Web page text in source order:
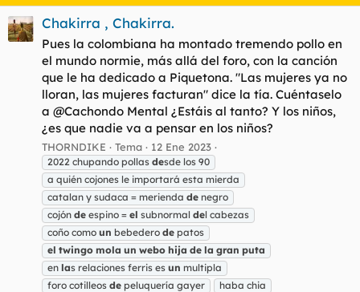
Chakirra , Chakirra.
Pues la colombiana ha montado tremendo pollo en
el mundo normie, más allá del foro, con la canción
que le ha dedicado a Piquetona. "Las mujeres ya no
lloran, las mujeres facturan" dice la tía. Cuéntaselo
a @Cachondo Mental ¿Estáis al tanto? Y los niños,
¿es que nadie va a pensar en los niños?
THORNDIKE Tema 12 Ene 2023
2022 chupando pollas desde los 90
a quién cojones le importará esta mierda
catalan y sudaca = merienda de negro
cojón de espino = el subnormal del cabezas
coño como un bebedero de patos
el twingo mola un webo hija de la gran puta
en las relaciones ferris es un multipla
foro cotilleos de peluquería gayer
haba chia